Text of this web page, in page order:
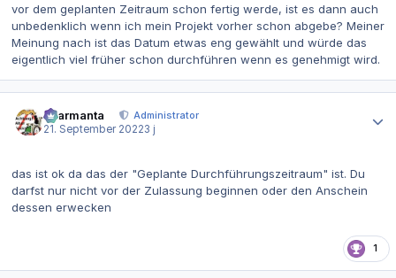
vor dem geplanten Zeitraum schon fertig werde, ist es dann auch
unbedenklich wenn ich mein Projekt vorher schon abgebe? Meiner
Meinung nach ist das Datum etwas eng gewählt und würde das
eigentlich viel früher schon durchführen wenn es genehmigt wird.
charmanta
Administrator
21. September 20223 j
das ist ok da das der "Geplante Durchführungszeitraum" ist. Du
darfst nur nicht vor der Zulassung beginnen oder den Anschein
dessen erwecken
1